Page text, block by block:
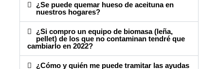
¿Se puede quemar hueso de aceituna en
nuestros hogares?
¿Si compro un equipo de biomasa (leña,
pellet) de los que no contaminan tendré que
cambiarlo en 2022?
¿Cómo y quién me puede tramitar las ayudas